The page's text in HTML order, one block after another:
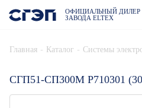
ОФИЦИАЛЬНЫЙ ДИЛЕР
ЗАВОДА ELTEX
Главная - Каталог - Системы
СГП51-СП300М Р710301